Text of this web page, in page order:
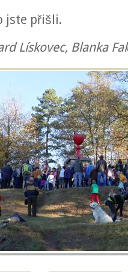
jste přišli.
Lískovec, Blanka